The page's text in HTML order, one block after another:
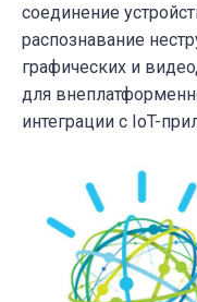
соединение
распознавание
графических и
для
интеграции с IoT-